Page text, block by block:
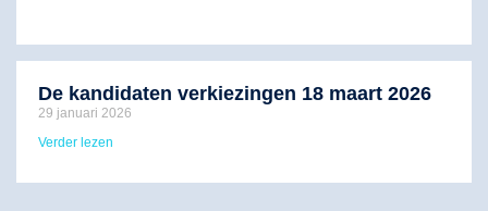
De kandidaten verkiezingen 18 maart 2026
29 januari 2026
Verder lezen